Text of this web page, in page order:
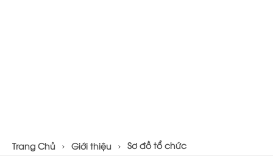
Trang Chủ Giới thiệu Sơ đồ tổ chức